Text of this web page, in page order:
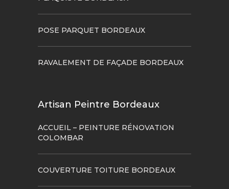
POSE PARQUET BORDEAUX
RAVALEMENT DE FAÇADE BORDEAUX
Artisan Peintre Bordeaux
ACCUEIL – PEINTURE RÉNOVATION
COLOMBAR
COUVERTURE TOITURE BORDEAUX